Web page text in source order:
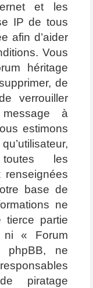
et les
IP de tous
afin d’aider
Vous
héritage
de
verrouiller
à
estimons
les
renseignées
base de
ne
tierce partie
ni « Forum
phpBB, ne
piratage